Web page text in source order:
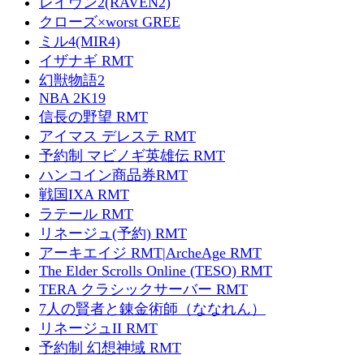
クローズ×worst GREE
ミル4(MIR4)
イザナギ RMT
幻獣物語2
NBA 2K19
信長の野望 RMT
アイマス デレステ RMT
予約制 マビノギ英雄伝 RMT
ハンコイン商品券RMT
戦国IXA RMT
ラテール RMT
リネージュ(予約) RMT
アーキエイジ RMT|ArcheAge RMT
The Elder Scrolls Online (TESO) RMT
TERA クラシックサーバー RMT
7人の賢者と錬金術師（ななれん）
リネージュII RMT
予約制 幻想神域 RMT